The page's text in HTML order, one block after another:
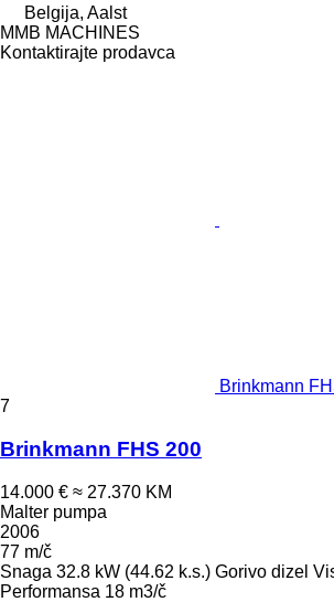
Belgija, Aalst
MMB MACHINES
Kontaktirajte prodavca
Brinkmann
7
Brinkmann FHS 200
14.000 € ≈ 27.370 KM
Malter pumpa
2006
77 m/č
Snaga 32.8 kW (44.62 k.s.) Gorivo dizel
Performansa 18 m3/č